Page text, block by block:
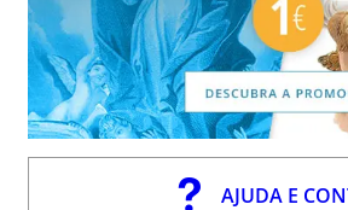
AJUDA E